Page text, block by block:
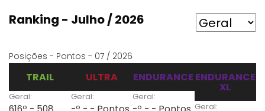
Ranking - Julho / 2026
Posições - Pontos - 07 / 2026
TRAIL
Geral:
ULTRA
Geral:
ENDURANCE
Geral:
ENDURANCE
XL
Geral: